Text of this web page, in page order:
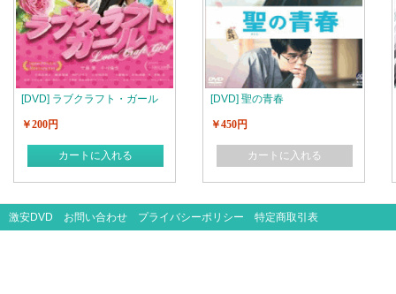
[DVD] ラブクラフト・ガール
￥200円
カートに入れる
[DVD] 聖の青春
￥450円
カートに入れる
激安DVD お問い合わせ プライバシーポリシー 特定商取引表